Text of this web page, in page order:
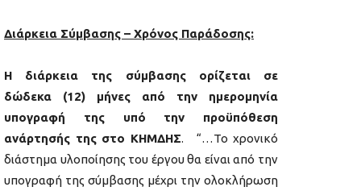
Διάρκεια Σύμβασης – Χρόνος Παράδοσης:
Η διάρκεια της σύμβασης ορίζεται σε
δώδεκα (12) μήνες από την ημερομηνία
υπογραφή της υπό την προϋπόθεση
ανάρτησής της στο ΚΗΜΔΗΣ. “…Το χρονικό
διάστημα υλοποίησης του έργου θα είναι από την
υπογραφή της σύμβασης μέχρι την ολοκλήρωση